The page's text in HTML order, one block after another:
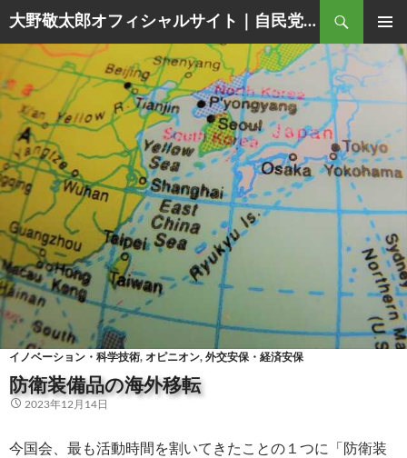
大野敬太郎オフィシャルサイト｜自民党香川３区衆議院議員
Search
MENU
TO
CONTENT
イノベーション・科学技術, オピニオン, 外交安保・経済安保
防衛装備品の海外移転
2023年12月14日
今国会、最も活動時間を割いてきたことの１つに「防衛装